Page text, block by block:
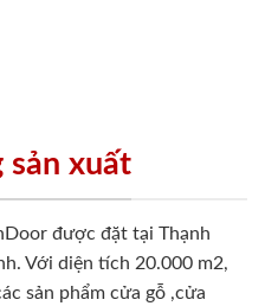
sản xuất
được đặt tại Thạnh
Với diện tích 20.000 m2,
sản phẩm cửa gỗ ,cửa